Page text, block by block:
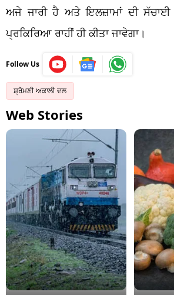
ਅਜੇ ਜਾਰੀ ਹੈ ਅਤੇ ਇਲਜ਼ਾਮਾਂ ਦੀ ਸੱਚਾਈ
ਪ੍ਰਕਿਰਿਆ ਰਾਹੀਂ ਹੀ ਕੀਤਾ ਜਾਵੇਗਾ।
Follow Us
ਸ਼੍ਰੋਮਣੀ ਅਕਾਲੀ ਦਲ
Web Stories